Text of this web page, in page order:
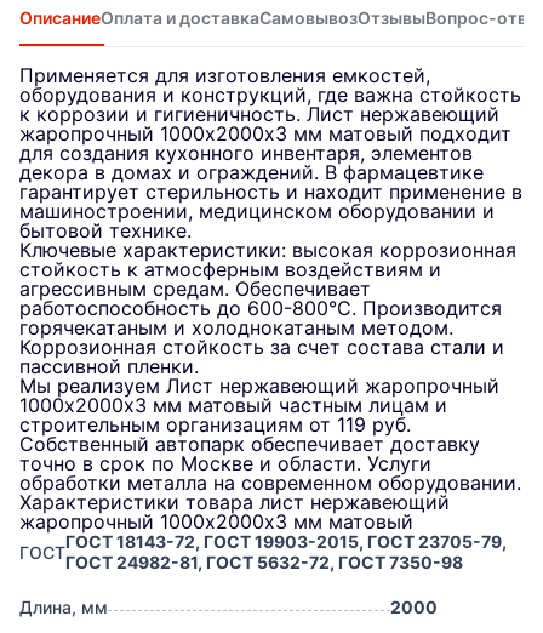
ОписаниеОплата и доставкаСамовывозОтзывыВопрос-
Применяется для изготовления емкостей,
оборудования и конструкций, где важна стойкость
к коррозии и гигиеничность. Лист нержавеющий
жаропрочный 1000х2000х3 мм матовый подходит
для создания кухонного инвентаря, элементов
декора в домах и ограждений. В фармацевтике
гарантирует стерильность и находит применение в
машиностроении, медицинском оборудовании и
бытовой технике.
Ключевые характеристики: высокая коррозионная
стойкость к атмосферным воздействиям и
агрессивным средам. Обеспечивает
работоспособность до 600-800°C. Производится
горячекатаным и холоднокатаным методом.
Коррозионная стойкость за счет состава стали и
пассивной пленки.
Мы реализуем Лист нержавеющий жаропрочный
1000х2000х3 мм матовый частным лицам и
строительным организациям от 119 руб.
Собственный автопарк обеспечивает доставку
точно в срок по Москве и области. Услуги
обработки металла на современном оборудовании.
Характеристики товара лист нержавеющий
жаропрочный 1000х2000х3 мм матовый
ГОСТГОСТ 18143-72, ГОСТ 19903-2015, ГОСТ 23705-79,
ГОСТ 24982-81, ГОСТ 5632-72, ГОСТ 7350-98
Длина, мм 2000